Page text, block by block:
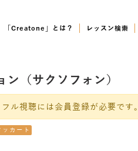
「Creatone」とは？ レッスン検索
（サクソフォン）
ル視聴には会員登録が必要です。
ッカート